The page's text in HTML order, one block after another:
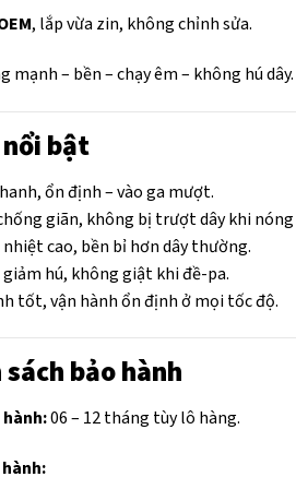
, lắp vừa zin, không chỉnh sửa.
mạnh – bền – chạy êm – không hú dây.
bật
ổn định – vào ga mượt.
giãn, không bị trượt dây khi nóng
nhiệt cao, bền bỉ hơn dây thường.
hú, không giật khi đề-pa.
tốt, vận hành ổn định ở mọi tốc độ.
sách bảo hành
06 – 12 tháng tùy lô hàng.